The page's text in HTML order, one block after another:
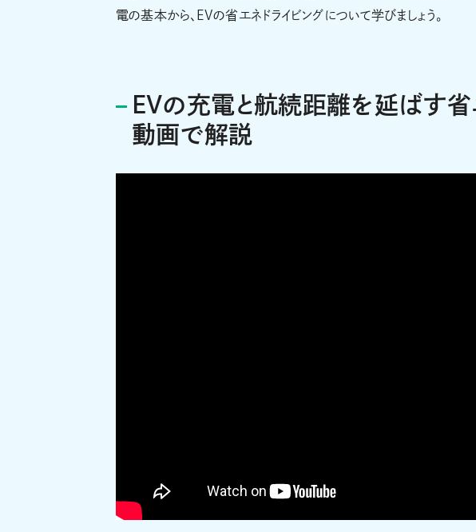
電の基本から、EVの省エネドライビングについて学びましょう。
EVの充電と航続距離を延ばす
動画で解説